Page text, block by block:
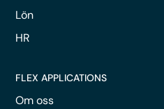
Lön
HR
FLEX APPLICATIONS
Om oss